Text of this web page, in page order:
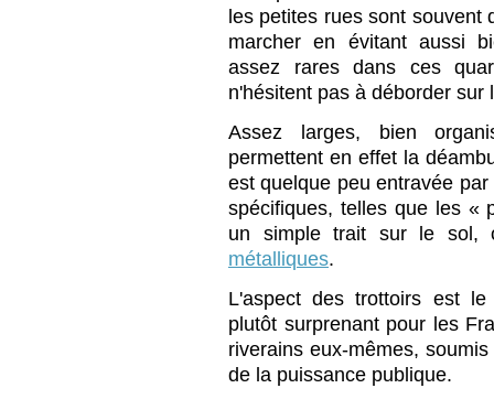
les petites rues sont souvent
marcher en évitant aussi
assez rares dans ces
n'hésitent pas à déborder sur
Assez larges, bien
permettent en effet la
est quelque peu entravée
spécifiques, telles que les «
un simple trait sur le sol,
métalliques.
L'aspect des trottoirs est
plutôt surprenant pour les
riverains eux-mêmes,
de la puissance publique.